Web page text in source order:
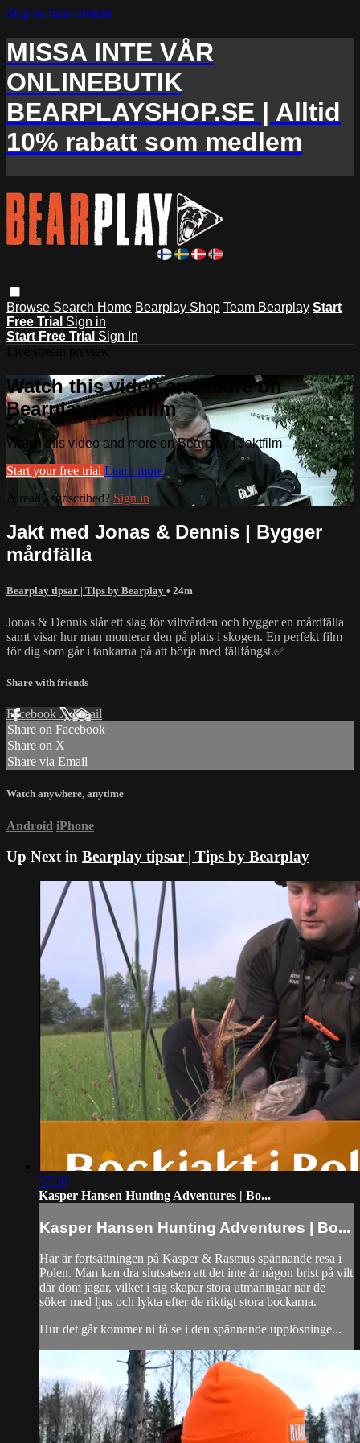
Skip to main content
MISSA INTE VÅR
ONLINEBUTIK
BEARPLAYSHOP.SE | Alltid
10% rabatt som medlem
Browse Search Home Bearplay Shop Team Bearplay Start
Free Trial Sign in
Start Free Trial Sign In
Watch this video and more on
Bearplay | Jaktfilm
Watch this video and more on Bearplay | Jaktfilm
Start your free trial Learn more
Already subscribed? Sign in
Jakt med Jonas & Dennis | Bygger
mårdfälla
Bearplay tipsar | Tips by Bearplay • 24m
Jonas & Dennis slår ett slag för viltvården och bygger en mårdfälla
samt visar hur man monterar den på plats i skogen. En perfekt film
för dig som går i tankarna på att börja med fällfångst.✅
Share with friends
Facebook XEmail
Share on Facebook
Share on X
Share via Email
Watch anywhere, anytime
Android iPhone
Up Next in Bearplay tipsar | Tips by Bearplay
37:30
Kasper Hansen Hunting Adventures | Bo...
Kasper Hansen Hunting Adventures | Bo...
Här är fortsättningen på Kasper & Rasmus spännande resa i
Polen. Man kan dra slutsatsen att det inte är någon brist på vilt
där dom jagar, vilket i sig skapar stora utmaningar när de
söker med ljus och lykta efter de riktigt stora bockarna.
Hur det går kommer ni få se i den spännande upplösninge...